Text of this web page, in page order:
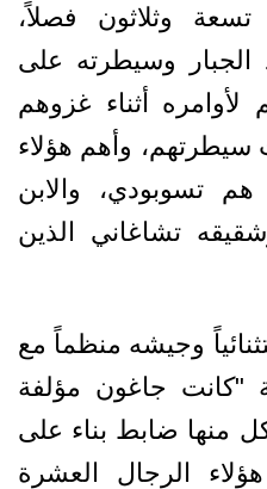
وثلاثون فصلاً،
الجبار وسيطرته على
لأوامره أثناء غزوهم
سيطرتهم، وأهم هؤلاء
تسوبودي، والابن
تشاغاني الذين
وجيشه منظماً مع
"كانت جاغون مؤلفة
منها ضابط بناء على
الرجال العشرة